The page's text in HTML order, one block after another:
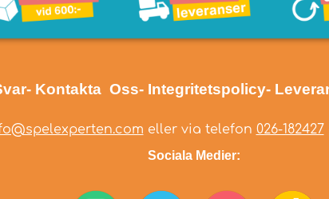
- Kontakta Oss- Integritetspolicy-
eller via telefon 026-182427
Sociala Medier: